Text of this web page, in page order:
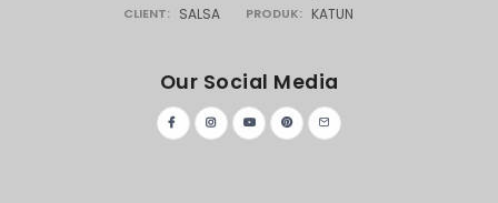
CLIENT: SALSA PRODUK: KATUN
Our Social Media